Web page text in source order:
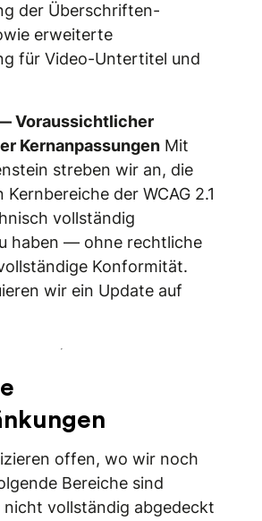
der Überschriften-
erweiterte
für Video-Untertitel und
Voraussichtlicher
Kernanpassungen Mit
streben wir an, die
der WCAG 2.1
vollständig
haben — ohne rechtliche
Konformität.
wir ein Update auf
offen, wo wir noch
Bereiche sind
vollständig abgedeckt